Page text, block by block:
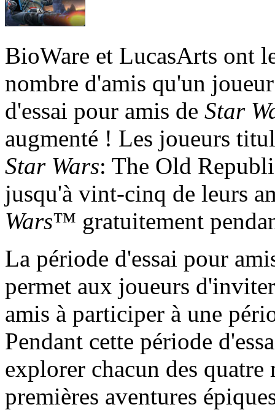
BioWare et LucasArts ont
nombre d'amis qu'un
d'essai pour amis de Star
augmenté ! Les joueurs
Star Wars: The Old
jusqu'à vint-cinq de leurs
Wars™ gratuitement
La période d'essai pour
permet aux joueurs
amis à participer à une
Pendant cette période
explorer chacun des
premières aventures